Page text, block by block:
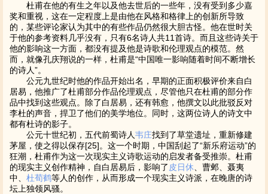
杜甫在他的有生之年以及他去世后的一些年，没有受到多少嘉
奖和重视，这在一定程度上是由他在风格和格律上的创新所导致
的，某些评论家认为其中的有些作品仍然很大胆古怪。他在世时关
于他的参考资料几乎没有，只有6名诗人共11首诗。而且这些诗关于
他的影响这一方面，都没有提及他是诗歌和伦理观点的模范。然
而，就像孔庆翔说的一样，杜甫是“中国唯一影响随着时间不断增长
的诗人”。
公元九世纪时他的作品开始出名，早期的正面积极评价来自白
居易，他推广了杜甫部分作品伦理观点，尽管他只在杜甫的部分作
品中找到这些观点。除了白居易，还有韩愈，他撰文以此批驳反对
李杜的声音，捍卫了他们的美学地位。同时，这两位诗人的诗文中
都有杜诗的影子。
公元十世纪初，五代前蜀诗人韦庄找到了草堂遗址，重新修建
茅屋，使之得以保存[25]。这一个时期，中国刮起了“新乐府运动”的
狂潮，杜甫作为这一次现实主义诗歌运动的启发者备受推崇。杜甫
的现实主义创作精神，自白居易后，影响了 皮日休 、曹邺、聂夷
中、 杜荀鹤等人的创作，从而形成一个现实主义诗派，在晚唐的诗
坛上独领风骚。